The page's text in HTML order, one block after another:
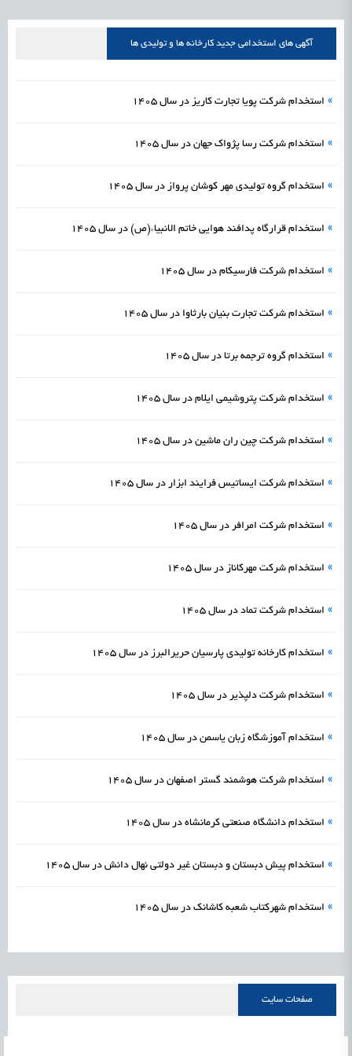
علمی
1405/05/18 اشتغال و کارآفرینی رسیدن مجوز ایجاد «سندباکس» به نهادهای توسعه‌ای و صنفی
آگهی های استخدامی جدید کارخانه ها و تولیدی ها
» استخدام شرکت پویا تجارت کاریز در سال 1405
» استخدام شرکت رسا پژواک جهان در سال 1405
» استخدام گروه تولیدی مهر کوشان پرواز در سال 1405
» استخدام قرارگاه پدافند هوایی خاتم الانبیاء(ص) در سال 1405
» استخدام شرکت فارسیکام در سال 1405
» استخدام شرکت تجارت بنیان بارثاوا در سال 1405
» استخدام گروه ترجمه برتا در سال 1405
» استخدام شرکت پتروشیمی ایلام در سال 1405
» استخدام شرکت چین ران ماشین در سال 1405
» استخدام شرکت ایساتیس فرایند ابزار در سال 1405
» استخدام شركت امرافر در سال 1405
» استخدام شرکت مهرکاناز در سال 1405
» استخدام شرکت تماد در سال 1405
» استخدام کارخانه تولیدی پارسیان حریرالبرز در سال 1405
» استخدام شرکت دلپذیر در سال 1405
» استخدام آموزشگاه زبان یاسمن در سال 1405
» استخدام شرکت هوشمند گستر اصفهان در سال 1405
» استخدام دانشگاه صنعتی کرمانشاه در سال 1405
» استخدام پیش دبستان و دبستان غیر دولتی نهال دانش در سال 1405
» استخدام شهرکتاب شعبه کاشانک در سال 1405
صفحات سایت